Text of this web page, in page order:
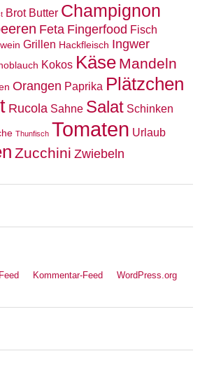
Brot Butter Champignon
Feta Fingerfood Fisch
Grillen Hackfleisch Ingwer
Kokos Käse Mandeln
Orangen Paprika Plätzchen
Rucola Sahne Salat Schinken
Thunfisch Tomaten Urlaub
Zucchini Zwiebeln
Kommentar-Feed WordPress.org